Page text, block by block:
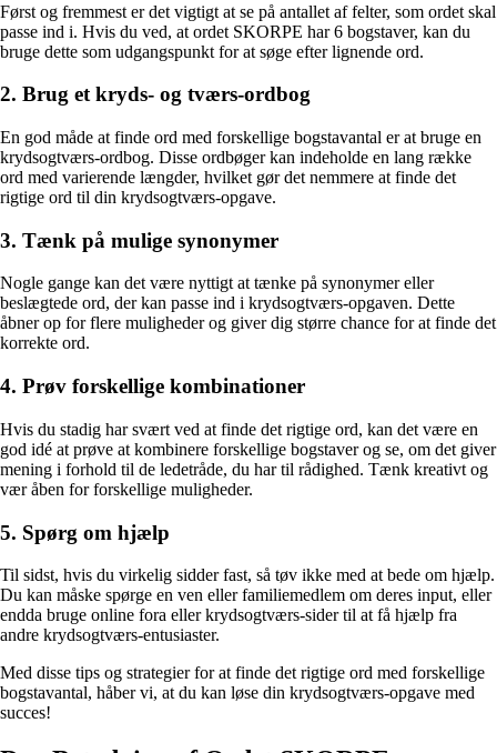
Først og fremmest er det vigtigt at se på antallet af felter, som ordet skal
passe ind i. Hvis du ved, at ordet SKORPE har 6 bogstaver, kan du
bruge dette som udgangspunkt for at søge efter lignende ord.
2. Brug et kryds- og tværs-ordbog
En god måde at finde ord med forskellige bogstavantal er at bruge en
krydsogtværs-ordbog. Disse ordbøger kan indeholde en lang række
ord med varierende længder, hvilket gør det nemmere at finde det
rigtige ord til din krydsogtværs-opgave.
3. Tænk på mulige synonymer
Nogle gange kan det være nyttigt at tænke på synonymer eller
beslægtede ord, der kan passe ind i krydsogtværs-opgaven. Dette
åbner op for flere muligheder og giver dig større chance for at finde det
korrekte ord.
4. Prøv forskellige kombinationer
Hvis du stadig har svært ved at finde det rigtige ord, kan det være en
god idé at prøve at kombinere forskellige bogstaver og se, om det giver
mening i forhold til de ledetråde, du har til rådighed. Tænk kreativt og
vær åben for forskellige muligheder.
5. Spørg om hjælp
Til sidst, hvis du virkelig sidder fast, så tøv ikke med at bede om hjælp.
Du kan måske spørge en ven eller familiemedlem om deres input, eller
endda bruge online fora eller krydsogtværs-sider til at få hjælp fra
andre krydsogtværs-entusiaster.
Med disse tips og strategier for at finde det rigtige ord med forskellige
bogstavantal, håber vi, at du kan løse din krydsogtværs-opgave med
succes!